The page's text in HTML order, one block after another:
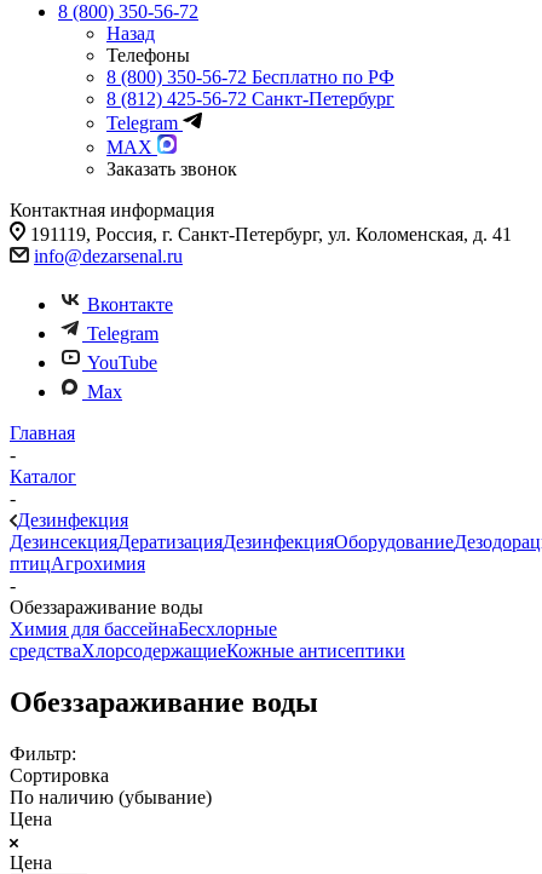
8 (800) 350-56-72
Назад
Телефоны
8 (800) 350-56-72 Бесплатно по РФ
8 (812) 425-56-72 Санкт-Петербург
Telegram
MAX
Заказать звонок
Контактная информация
191119, Россия, г. Санкт-Петербург, ул. Коломенская, д. 41
info@dezarsenal.ru
Вконтакте
Telegram
YouTube
Max
Главная
-
Каталог
-
Дезинфекция
ДезинсекцияДератизацияДезинфекцияОборудование
птицАгрохимия
-
Обеззараживание воды
Химия для бассейнаБесхлорные
средстваХлорсодержащиеКожные антисептики
Обеззараживание воды
Фильтр:
Сортировка
По наличию (убывание)
Цена
Цена